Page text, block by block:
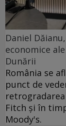
Daniel
economice
Dunării
România se
punct de
Fitch și în
Moody's.